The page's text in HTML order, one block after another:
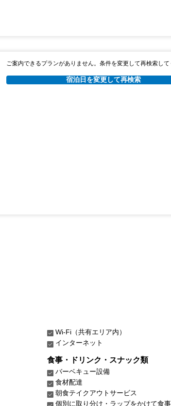
ご案内できるプランがありません。条件を変更して再検索して
宿泊日を変更して再検索
Wi-Fi（共有エリア内）
インターネット
食事・ドリンク・スナック類
バーベキュー設備
食材配達
朝食テイクアウトサービス
個別に取り分け・ラップをかけて食